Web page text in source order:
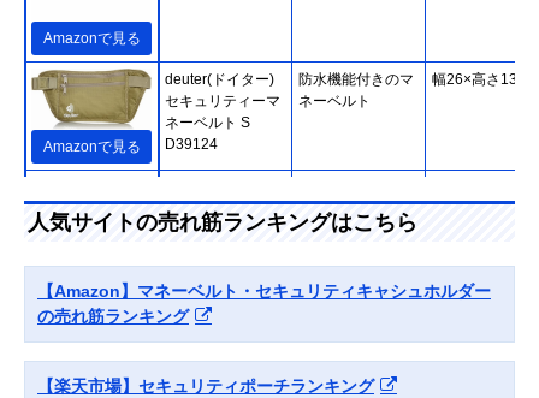
Amazonで見る
Amazonで見る
deuter(ドイター)
セキュリティーマ
ネーベルト S
D39124
防水機能付きのマ
ネーベルト
幅26×高さ13cm
ールドア) セキュ
リティポーチ
えるカバンタイプ
ーフ) キャッシュ
セーフ 盗難防止
トラベルウォレッ
トベルト
10110100
ペースを備えたシ
幅70×高さ3×深
0.33cm
人気サイトの売れ筋ランキングはこちら
【Amazon】マネーベルト・セキュリティキャシュホルダー
の売れ筋ランキング
【楽天市場】セキュリティポーチランキング